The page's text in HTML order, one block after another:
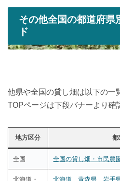
その他全国の都道府
ド
他県や全国の貸し畑は以下の一
TOPページは下段バナーより確
地方区分 都
全国 全国の貸し畑・市民農
北海道・
北海道 青森県 岩手